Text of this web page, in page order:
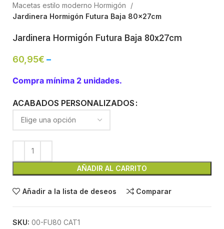
Macetas estilo moderno Hormigón
Jardinera Hormigón Futura Baja 80x27cm
Jardinera Hormigón Futura Baja 80x27cm
60,95€ –
Compra mínima 2 unidades.
ACABADOS PERSONALIZADOS
AÑADIR AL CARRITO
Añadir a la lista de deseos Comparar
SKU: 00-FU80 CAT1